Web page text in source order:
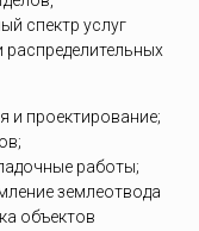
спектр услуг
распределительных
и проектирование;
работы;
землеотвода
объектов